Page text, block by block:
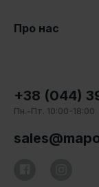
Про нас
+38 (044)
Пн.-Пт. 10:00-18:00